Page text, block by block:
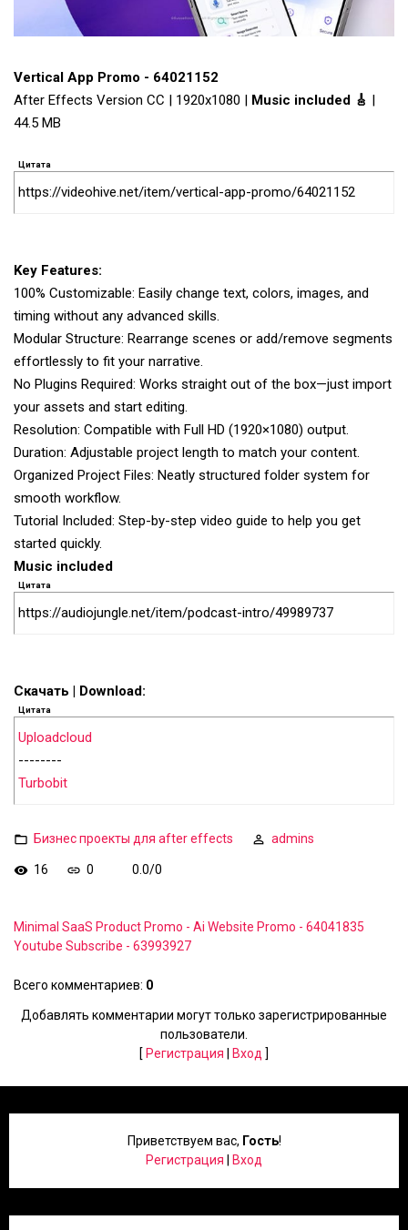
Vertical App Promo - 64021152
After Effects Version CC | 1920x1080 | Music included 🎸 |
44.5 MB
Цитата
https://videohive.net/item/vertical-app-promo/64021152
Key Features:
100% Customizable: Easily change text, colors, images, and
timing without any advanced skills.
Modular Structure: Rearrange scenes or add/remove segments
effortlessly to fit your narrative.
No Plugins Required: Works straight out of the box—just import
your assets and start editing.
Resolution: Compatible with Full HD (1920×1080) output.
Duration: Adjustable project length to match your content.
Organized Project Files: Neatly structured folder system for
smooth workflow.
Tutorial Included: Step-by-step video guide to help you get
started quickly.
Music included
Цитата
https://audiojungle.net/item/podcast-intro/49989737
Скачать | Download:
Цитата
Uploadcloud
--------
Turbobit
Бизнес проекты для after effects admins
16 0 0.0/0
Minimal SaaS Product Promo - Ai Website Promo - 64041835
Youtube Subscribe - 63993927
Всего комментариев: 0
Добавлять комментарии могут только зарегистрированные
пользователи.
[ Регистрация Вход ]
Приветствуем вас, Гость!
Регистрация
Вход